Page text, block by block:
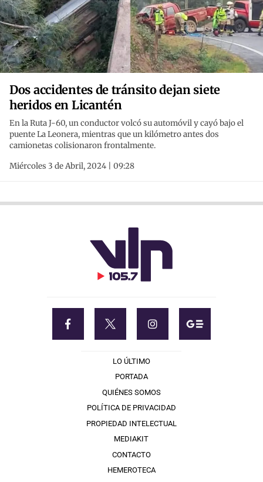
Dos accidentes de tránsito dejan siete
heridos en Licantén
En la Ruta J-60, un conductor volcó su automóvil y cayó bajo el
puente La Leonera, mientras que un kilómetro antes dos
camionetas colisionaron frontalmente.
Miércoles 3 de Abril, 2024 | 09:28
LO ÚLTIMO
PORTADA
QUIÉNES SOMOS
POLÍTICA DE PRIVACIDAD
PROPIEDAD INTELECTUAL
MEDIAKIT
CONTACTO
HEMEROTECA